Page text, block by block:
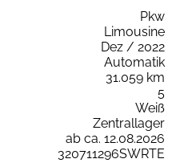
Pkw
Limousine
Dez / 2022
Automatik
31.059 km
5
Weiß
Zentrallager
ab ca. 12.08.2026
320711296SWRTE